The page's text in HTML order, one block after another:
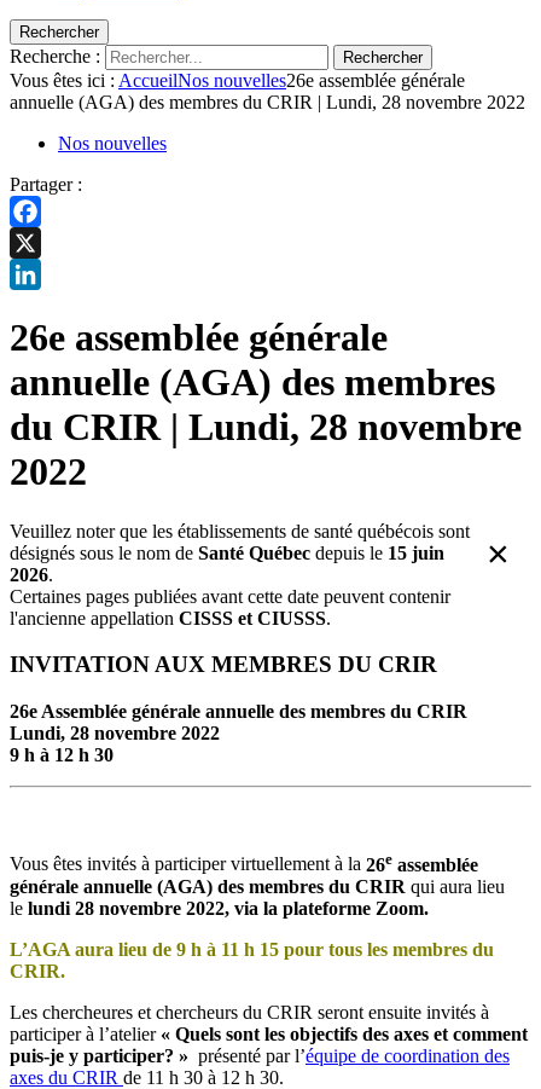
Rechercher
Recherche : Rechercher
Vous êtes ici : AccueilNos nouvelles26e assemblée générale
annuelle (AGA) des membres du CRIR | Lundi, 28 novembre 2022
Nos nouvelles
Partager :
Facebook
X
26e assemblée générale
annuelle (AGA) des membres
du CRIR | Lundi, 28 novembre
2022
Veuillez noter que les établissements de santé québécois sont
désignés sous le nom de Santé Québec depuis le 15 juin
2026.
Certaines pages publiées avant cette date peuvent contenir
l'ancienne appellation CISSS et CIUSSS.
×
INVITATION AUX MEMBRES DU CRIR
26e Assemblée générale annuelle des membres du CRIR
Lundi, 28 novembre 2022
9 h à 12 h 30
Vous êtes invités à participer virtuellement à la 26e assemblée
générale annuelle (AGA) des membres du CRIR qui aura lieu
le lundi 28 novembre 2022, via la plateforme Zoom.
L’AGA aura lieu de 9 h à 11 h 15 pour tous les membres du
CRIR.
Les chercheures et chercheurs du CRIR seront ensuite invités à
participer à l’atelier « Quels sont les objectifs des axes et comment
puis-je y participer? » présenté par l’équipe de coordination des
axes du CRIR de 11 h 30 à 12 h 30.